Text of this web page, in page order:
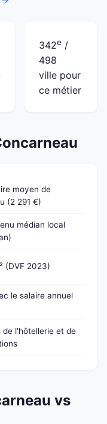
342e /
498
ville pour
ce métier
moyen de
(2 291 €)
médian local
(DVF 2023)
le salaire annuel
de l'hôtellerie et de
vs